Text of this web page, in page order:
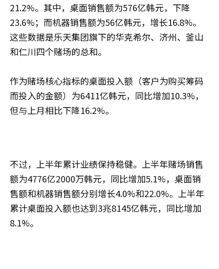
21.2%。其中，桌面销售额为576亿韩元，下降
23.6%；而机器销售额为56亿韩元，增长16.8%。
这些数据是乐天集团旗下的华克希尔、济州、釜山
和仁川四个赌场的总和。
作为赌场核心指标的桌面投入额（客户为购买筹码
而投入的金额）为6411亿韩元，同比增加10.3%，
但与上月相比下降16.2%。
不过，上半年累计业绩保持稳健。上半年赌场销售
额为4776亿2000万韩元，同比增加5.1%，桌面销
售额和机器销售额分别增长4.0%和22.0%。上半年
累计桌面投入额也达到3兆8145亿韩元，同比增加
8.1%。